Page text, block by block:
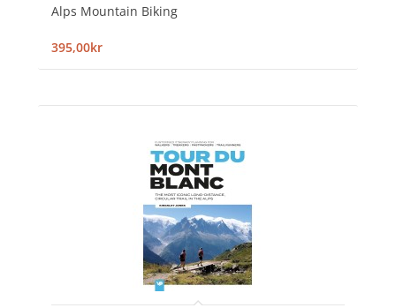
Alps Mountain Biking
395,00kr